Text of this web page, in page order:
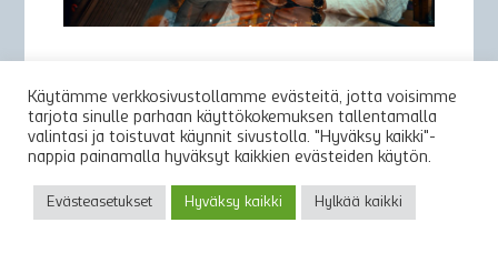
20.09.2024
THE LAST DROP – VIIMEISEEN
PISARAAN LUDVIGINKADULLA
The Last Drop sijaitsee Helsingin ytimessä,
Käytämme verkkosivustollamme evästeitä, jotta voisimme
tarjota sinulle parhaan käyttökokemuksen tallentamalla
valintasi ja toistuvat käynnit sivustolla. "Hyväksy kaikki"-
nappia painamalla hyväksyt kaikkien evästeiden käytön.
Evästeasetukset Hyväksy kaikki Hylkää kaikki